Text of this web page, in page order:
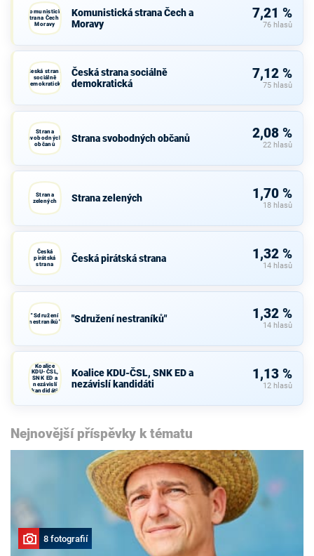
Komunistická
strana Čech a
Moravy
Komunistická strana Čech a
Moravy
7,21 %
76 hlasů
Česká strana
sociálně
demokratická
Česká strana sociálně
demokratická
7,12 %
75 hlasů
Strana
svobodných
občanů
Strana svobodných občanů 2,08 %
22 hlasů
Strana
zelených
Strana zelených 1,70 %
18 hlasů
Česká
pirátská
strana
Česká pirátská strana 1,32 %
14 hlasů
"Sdružení
nestraníků"
"Sdružení nestraníků" 1,32 %
14 hlasů
Koalice
KDU-ČSL,
SNK ED a
nezávislí
kandidáti
Koalice KDU-ČSL, SNK ED a
nezávislí kandidáti
1,13 %
12 hlasů
Nejnovější příspěvky k tématu
8 fotografií